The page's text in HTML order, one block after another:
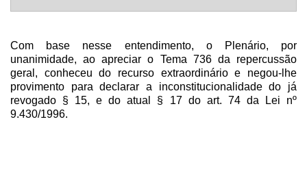
Com base nesse entendimento, o Plenário, por
unanimidade, ao apreciar o Tema 736 da repercussão
geral, conheceu do recurso extraordinário e negou-lhe
provimento para declarar a inconstitucionalidade do já
revogado § 15, e do atual § 17 do art. 74 da Lei nº
9.430/1996.